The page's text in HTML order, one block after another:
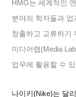
HMG는 세계적인
분야의 학자들과
창출하고 교류하기
미디어랩(Media
업무에 활용할 수
나이키 (Nike)는 달리